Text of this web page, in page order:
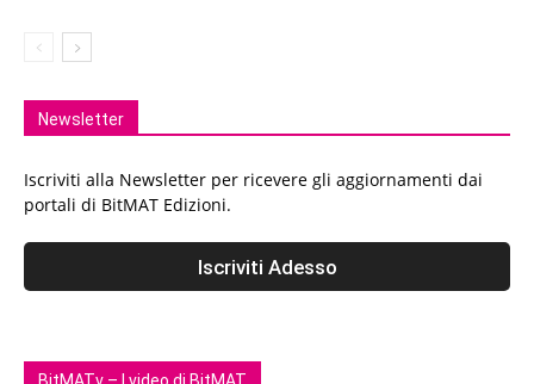
Newsletter
Iscriviti alla Newsletter per ricevere gli aggiornamenti dai
portali di BitMAT Edizioni.